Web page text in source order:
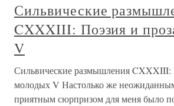
Сильвические
CXXXIII: Поэзия и
V
Сильвические размышления CXXXIII:
молодых V Настолько же
приятным сюрпризом для меня было